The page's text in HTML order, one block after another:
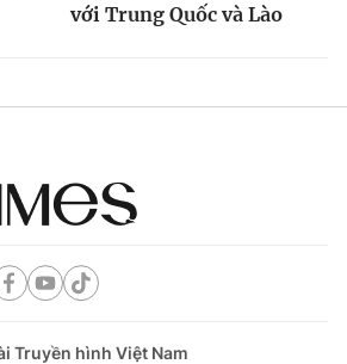
với Trung Quốc và Lào
Truyền hình Việt Nam